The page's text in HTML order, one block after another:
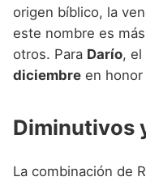
origen bíblico, la
este nombre es
otros. Para Darío, el
diciembre en honor
Diminutivos
La combinación de